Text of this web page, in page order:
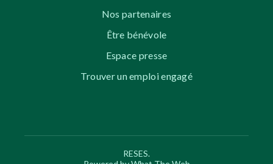
Nos partenaires
Être bénévole
Espace presse
Trouver un emploi engagé
RESES.